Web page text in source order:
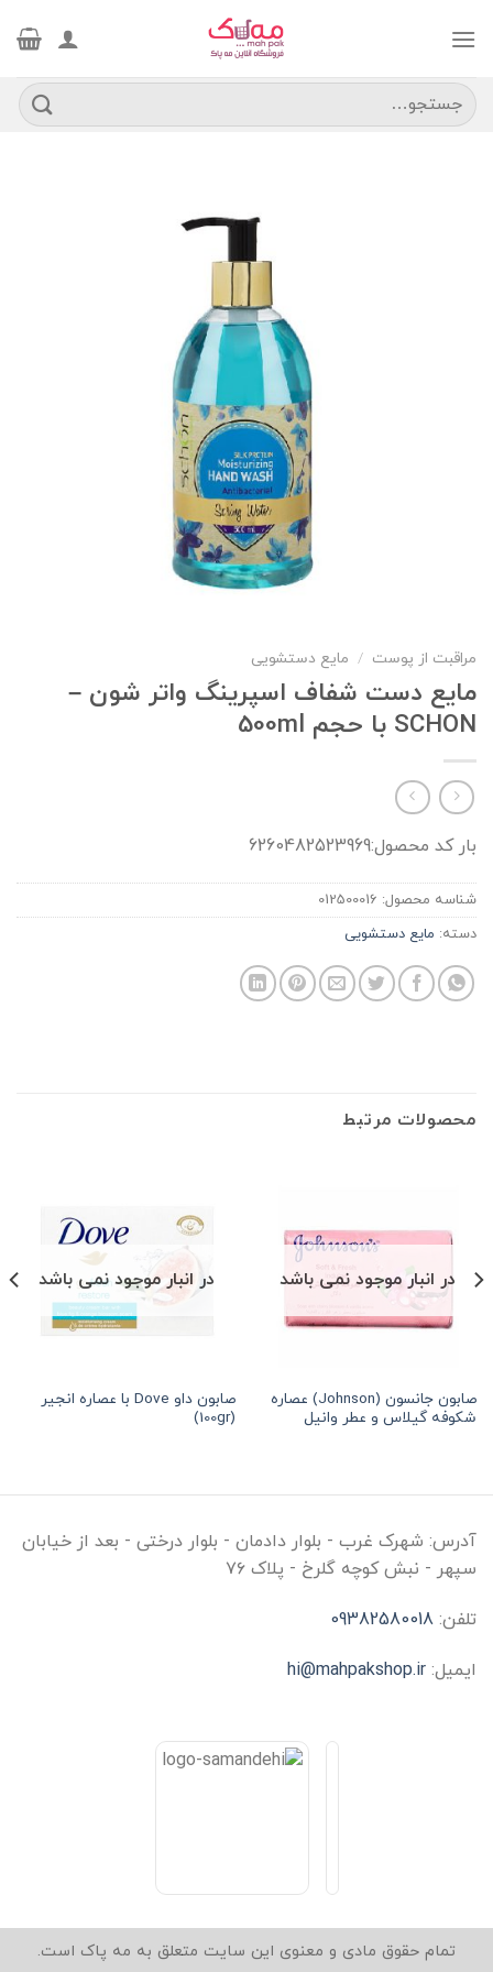
جستجو
برای:
مراقبت از پوست / مایع دستشویی
مايع دست شفاف اسپرينگ واتر شون –
SCHON با حجم 500ml
بار کد محصول:6260482523969
شناسه محصول: 012500016
دسته: مایع دستشویی
محصولات مرتبط
در انبار موجود نمی باشد
صابون جانسون (Johnson) عصاره
شکوفه گیلاس و عطر وانیل
در انبار موجود نمی باشد
صابون داو Dove با عصاره انجیر
(100gr)
هر قسط تومان خرید تومان • خرید قسطی با ترب‌پی بدون کارمزد
آدرس: شهرک غرب - بلوار دادمان - بلوار درختی - بعد از خیابان
سپهر - نبش کوچه گلرخ - پلاک ۷۶
تلفن: 09382580018
ایمیل: hi@mahpakshop.ir
تمام حقوق مادی و معنوی این سایت متعلق به مه پاک است.